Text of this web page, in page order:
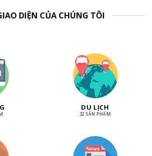
DIỆN CỦA CHÚNG TÔI
DU LỊCH
32 SẢN PHẨM